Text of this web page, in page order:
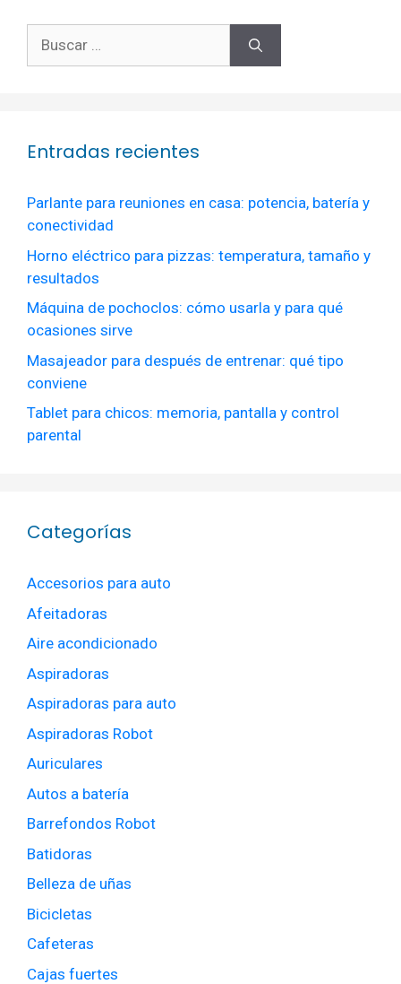
Entradas recientes
Parlante para reuniones en casa: potencia, batería y
conectividad
Horno eléctrico para pizzas: temperatura, tamaño y
resultados
Máquina de pochoclos: cómo usarla y para qué
ocasiones sirve
Masajeador para después de entrenar: qué tipo
conviene
Tablet para chicos: memoria, pantalla y control
parental
Categorías
Accesorios para auto
Afeitadoras
Aire acondicionado
Aspiradoras
Aspiradoras para auto
Aspiradoras Robot
Auriculares
Autos a batería
Barrefondos Robot
Batidoras
Belleza de uñas
Bicicletas
Cafeteras
Cajas fuertes